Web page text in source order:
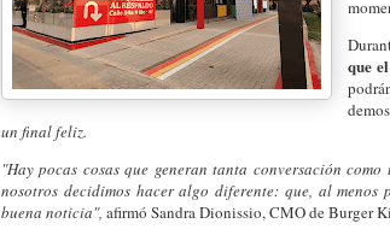
que
un final feliz.
"Hay pocas cosas que generan tanta conversación
nosotros decidimos hacer algo diferente: que, al
buena noticia", afirmó Sandra Dionissio, CMO de Burger